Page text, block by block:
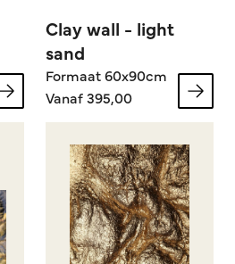
Clay wall - light
sand
Formaat 60x90cm
Vanaf 395,00